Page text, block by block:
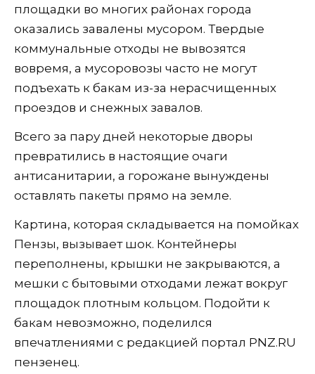
площадки во многих районах города
оказались завалены мусором. Твердые
коммунальные отходы не вывозятся
вовремя, а мусоровозы часто не могут
подъехать к бакам из-за нерасчищенных
проездов и снежных завалов.
Всего за пару дней некоторые дворы
превратились в настоящие очаги
антисанитарии, а горожане вынуждены
оставлять пакеты прямо на земле.
Картина, которая складывается на помойках
Пензы, вызывает шок. Контейнеры
переполнены, крышки не закрываются, а
мешки с бытовыми отходами лежат вокруг
площадок плотным кольцом. Подойти к
бакам невозможно, поделился
впечатлениями с редакцией портал PNZ.RU
пензенец.